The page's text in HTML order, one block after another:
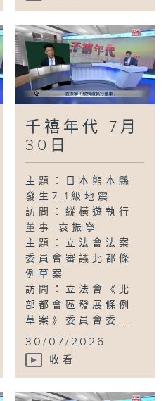
千禧年代 7月
30日
主題：日本熊本縣
發生7.1級地震
訪問：縱橫遊執行
董事 袁振寧
主題：立法會法案
委員會審議北都條
例草案
訪問：立法會《北
部都會區發展條例
草案》委員會委...
30/07/2026
收看